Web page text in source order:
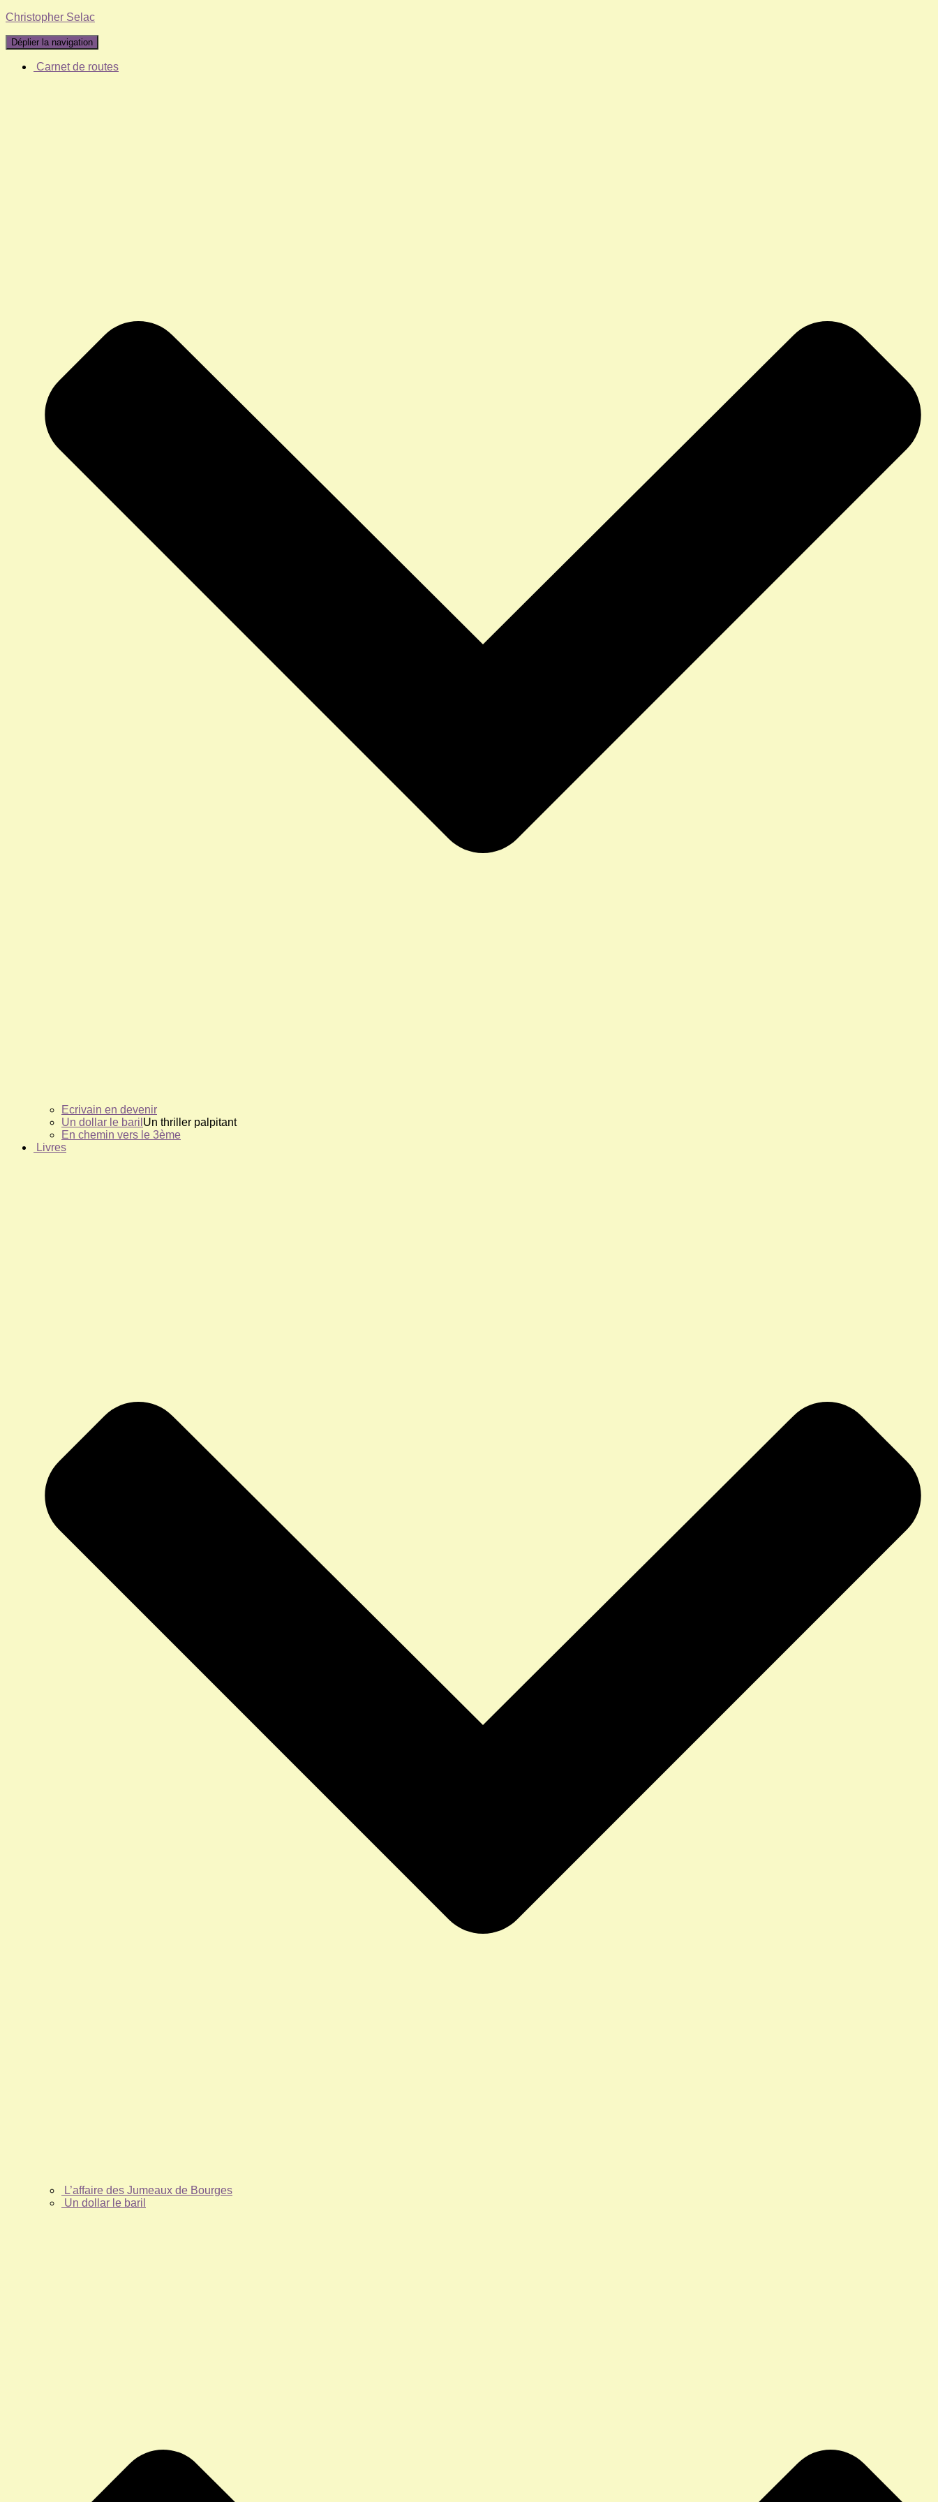
Christopher Selac
Déplier la navigation
Carnet de routes
Ecrivain en devenir
Un dollar le baril Un thriller palpitant
En chemin vers le 3ème
Livres
L’affaire des Jumeaux de Bourges
Un dollar le baril